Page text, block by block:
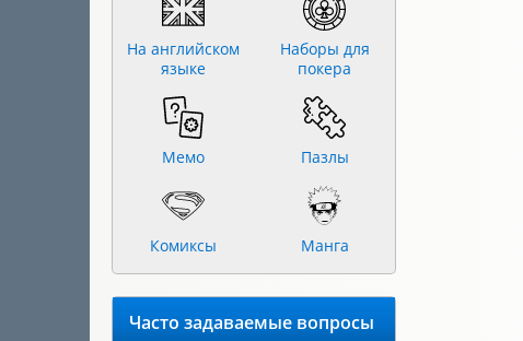
На английском
языке
Наборы для
покера
Мемо Пазлы
Комиксы Манга
Часто задаваемые вопросы